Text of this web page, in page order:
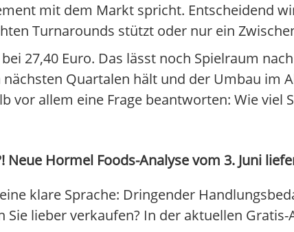
mit dem Markt spricht. Entscheidend
Turnarounds stützt oder nur ein
27,40 Euro. Das lässt noch Spielraum
Quartalen hält und der Umbau im
allem eine Frage beantworten: Wie viel
Hormel Foods-Analyse vom 3. Juni
klare Sprache: Dringender
lieber verkaufen? In der aktuellen Gratis-